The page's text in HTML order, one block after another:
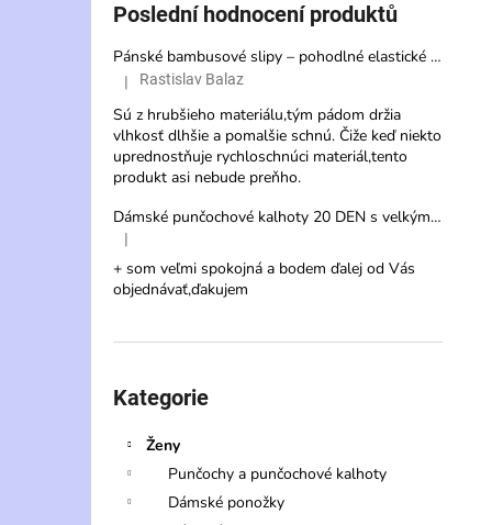
Poslední hodnocení produktů
Pánské bambusové slipy – pohodlné elastické spodní prádlo s vysokou savostí
Hodnocení produktu je 3 z 5 hvězdiček.
| Rastislav Balaz
Sú z hrubšieho materiálu,tým pádom držia
vlhkosť dlhšie a pomalšie schnú. Čiže keď niekto
uprednostňuje rychloschnúci materiál,tento
produkt asi nebude preňho.
Dámské punčochové kalhoty 20 DEN s velkým klínem 140 cm – Veternica Max
Hodnocení produktu je 5 z 5 hvězdiček.
|
+ som veľmi spokojná a bodem ďalej od Vás
objednávať,ďakujem
kategorie
Kategorie
Ženy
Punčochy a punčochové kalhoty
Dámské ponožky